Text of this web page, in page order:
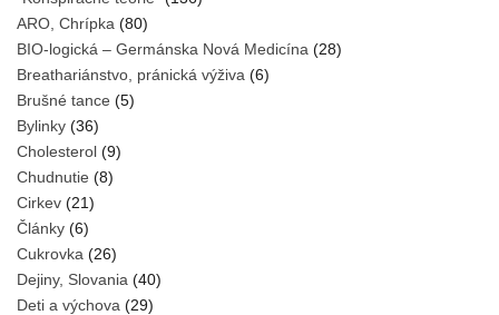
ARO, Chrípka (80)
BIO-logická – Germánska Nová Medicína (28)
Breathariánstvo, pránická výživa (6)
Brušné tance (5)
Bylinky (36)
Cholesterol (9)
Chudnutie (8)
Cirkev (21)
Články (6)
Cukrovka (26)
Dejiny, Slovania (40)
Deti a výchova (29)